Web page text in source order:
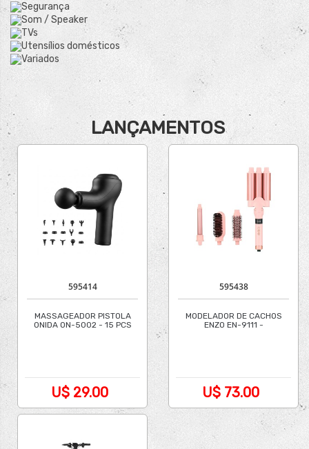
Segurança
Som / Speaker
TVs
Utensílios domésticos
Variados
LANÇAMENTOS
595414
MASSAGEADOR PISTOLA
ONIDA ON-5002 - 15 PCS
U$ 29.00
595438
MODELADOR DE CACHOS
ENZO EN-9111 -
U$ 73.00